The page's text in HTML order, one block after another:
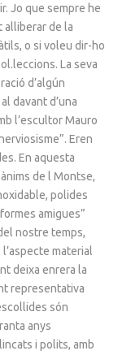
Jo que sempre he
alliberar de la
o si voleu dir-ho
La seva
d’algún
davant d’una
l’escultor Mauro
Eren
En aquesta
de l Montse,
polides
amigues”
nostre temps,
material
deixa enrera la
representativa
són
anys
i polits, amb